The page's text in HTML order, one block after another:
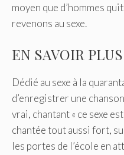
moyen que d’hommes
revenons au sexe.
EN SAVOIR PLUS
Dédié au sexe à la
d’enregistrer une
vrai, chantant « ce sexe
chantée tout aussi fort,
les portes de l’école en